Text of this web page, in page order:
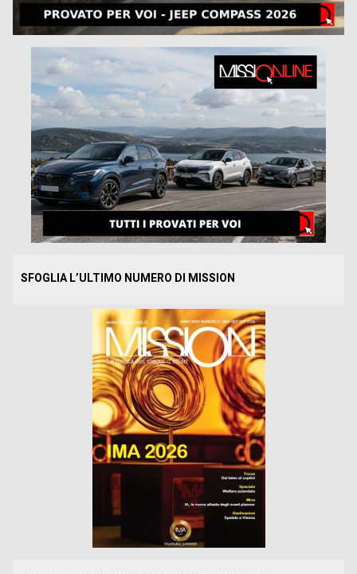
SFOGLIA L’ULTIMO NUMERO DI MISSION